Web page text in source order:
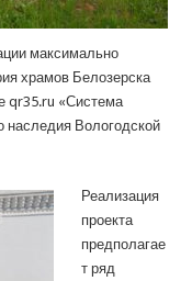
максимально
храмов Белозерска
qr35.ru «Система
наследия Вологодской
Реализация
проекта
предполагае
т ряд